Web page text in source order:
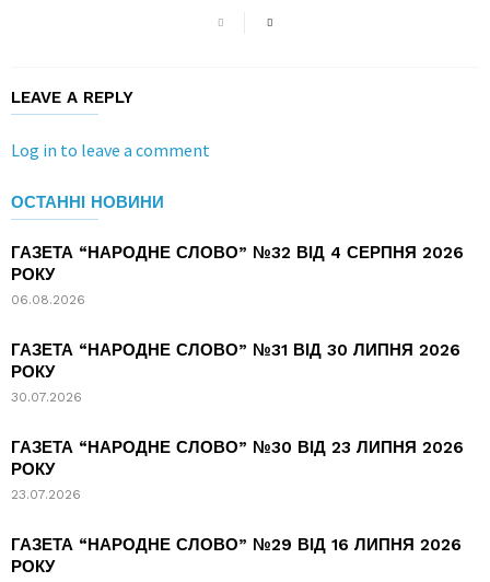
LEAVE A REPLY
Log in to leave a comment
ОСТАННІ НОВИНИ
ГАЗЕТА “НАРОДНЕ СЛОВО” №32 ВІД 4 СЕРПНЯ 2026
РОКУ
06.08.2026
ГАЗЕТА “НАРОДНЕ СЛОВО” №31 ВІД 30 ЛИПНЯ 2026
РОКУ
30.07.2026
ГАЗЕТА “НАРОДНЕ СЛОВО” №30 ВІД 23 ЛИПНЯ 2026
РОКУ
23.07.2026
ГАЗЕТА “НАРОДНЕ СЛОВО” №29 ВІД 16 ЛИПНЯ 2026
РОКУ